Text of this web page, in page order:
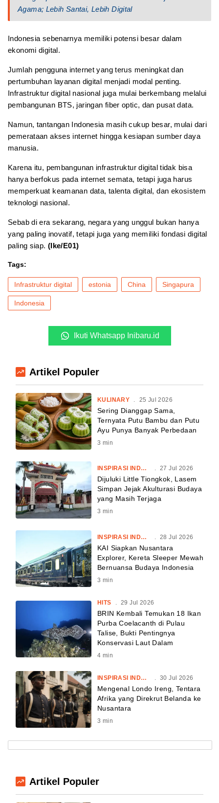
Agama; Lebih Santai, Lebih Digital
Indonesia sebenarnya memiliki potensi besar dalam
ekonomi digital.
Jumlah pengguna internet yang terus meningkat dan
pertumbuhan layanan digital menjadi modal penting.
Infrastruktur digital nasional juga mulai berkembang melalui
pembangunan BTS, jaringan fiber optic, dan pusat data.
Namun, tantangan Indonesia masih cukup besar, mulai dari
pemerataan akses internet hingga kesiapan sumber daya
manusia.
Karena itu, pembangunan infrastruktur digital tidak bisa
hanya berfokus pada internet semata, tetapi juga harus
memperkuat keamanan data, talenta digital, dan ekosistem
teknologi nasional.
Sebab di era sekarang, negara yang unggul bukan hanya
yang paling inovatif, tetapi juga yang memiliki fondasi digital
paling siap. (Ike/E01)
Tags:
Infrastruktur digital estonia China Singapura
Indonesia
Ikuti Whatsapp Inibaru.id
Artikel Populer
KULINARY . 25 Jul 2026
Sering Dianggap Sama,
Ternyata Putu Bambu dan Putu
Ayu Punya Banyak Perbedaan
3 min
INSPIRASI INDONESIA . 27 Jul 2026
Dijuluki Little Tiongkok, Lasem
Simpan Jejak Akulturasi Budaya
yang Masih Terjaga
3 min
INSPIRASI INDONESIA 28 Jul 2026
KAI Siapkan Nusantara
Explorer, Kereta Sleeper Mewah
Bernuansa Budaya Indonesia
3 min
HITS 29 Jul 2026
BRIN Kembali Temukan 18 Ikan
Purba Coelacanth di Pulau
Talise, Bukti Pentingnya
Konservasi Laut Dalam
4 min
INSPIRASI INDONESIA . 30 Jul 2026
Mengenal Londo Ireng, Tentara
Afrika yang Direkrut Belanda ke
Nusantara
3 min
Artikel Populer